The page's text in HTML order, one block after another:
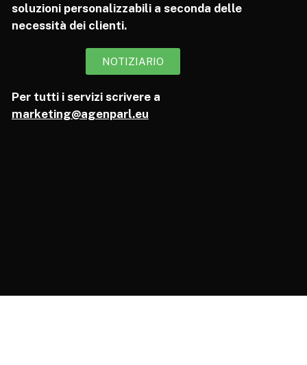
soluzioni personalizzabili a seconda delle
necessità dei clienti.
NOTIZIARIO
Per tutti i servizi scrivere a
marketing@agenparl.eu